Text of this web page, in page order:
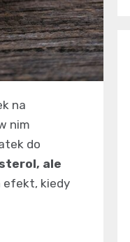
na
nim
do
ale
efekt, kiedy